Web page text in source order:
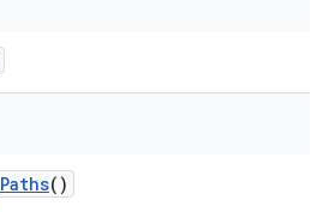
Paths()